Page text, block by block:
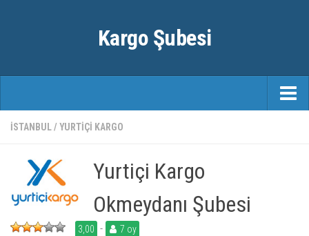
Kargo Şubesi
ANASAYFA
ŞEHIRLER
İSTANBUL/ YURTIÇI KARGO
Yurtiçi Kargo
Okmeydanı Şubesi
3,00 - 7 oy